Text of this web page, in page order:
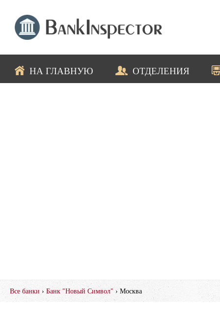
НА ГЛАВНУЮ ОТДЕЛЕНИЯ
Все банки › Банк "Новый Символ" › Москва